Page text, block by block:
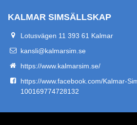
KALMAR SIMSÄLLSKAP
Lotusvägen 11 393 61 Kalmar
kansli@kalmarsim.se
https://www.kalmarsim.se/
https://www.facebook.com/Kalmar-
100169774728132